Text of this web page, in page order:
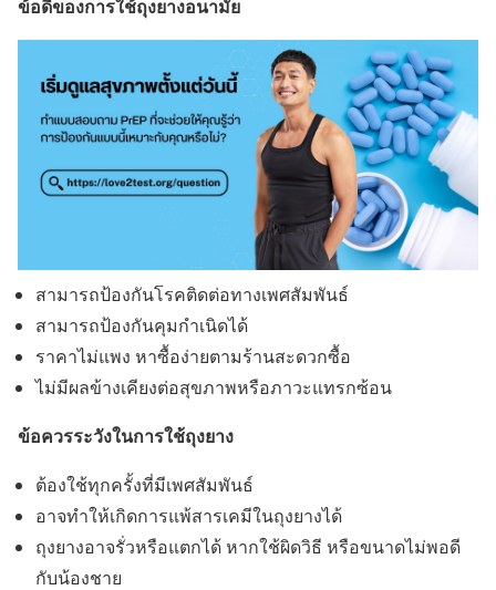
ข้อดีของการใช้ถุงยางอนามัย
สามารถป้องกันโรคติดต่อทางเพศสัมพันธ์
สามารถป้องกันคุมกำเนิดได้
ราคาไม่แพง หาซื้อง่ายตามร้านสะดวกซื้อ
ไม่มีผลข้างเคียงต่อสุขภาพหรือภาวะแทรกซ้อน
ข้อควรระวังในการใช้ถุงยาง
ต้องใช้ทุกครั้งที่มีเพศสัมพันธ์
อาจทำให้เกิดการแพ้สารเคมีในถุงยางได้
ถุงยางอาจรั่วหรือแตกได้ หากใช้ผิดวิธี หรือขนาดไม่พอดี
กับน้องชาย